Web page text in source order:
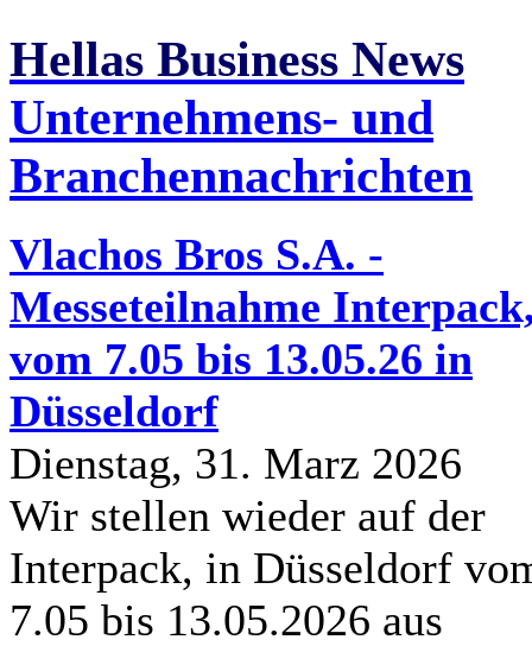
Hellas Business News
Unternehmens- und
Branchennachrichten
Vlachos Bros S.A. -
Messeteilnahme
vom 7.05 bis 13.05.26 in
Düsseldorf
Dienstag, 31. Marz 2026
Wir stellen wieder auf der
Interpack, in Düsseldorf
7.05 bis 13.05.2026 aus